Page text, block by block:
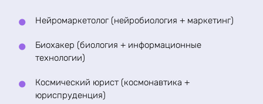
Нейромаркетолог (нейробиология + маркетинг)
Биохакер (биология + информационные
технологии)
Космический юрист (космонавтика +
юриспруденция)